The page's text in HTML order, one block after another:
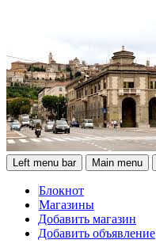
Left menu bar Main menu
Блокнот
Магазины
Добавить магазин
Добавить объявление